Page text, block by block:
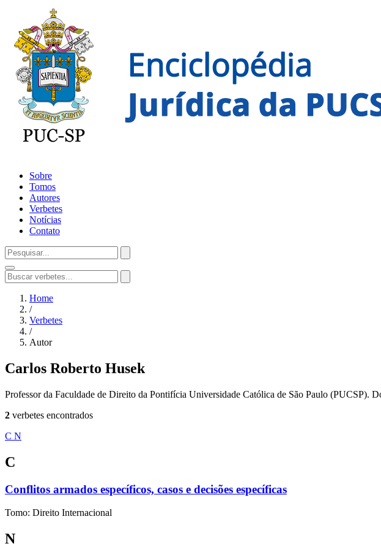
Sobre
Tomos
Autores
Verbetes
Notícias
Contato
Home
/
Verbetes
/
Autor
Carlos Roberto Husek
Professor da Faculdade de Direito da Pontifícia Universidade Católica de São Paulo (PUCSP).
2 verbetes encontrados
C N
C
Conflitos armados específicos, casos e decisões específicas
Tomo: Direito Internacional
N